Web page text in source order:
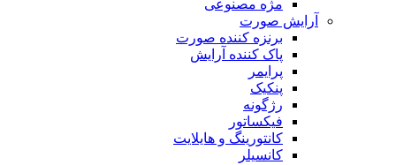
مژه مصنوعی
آرایش صورت
برنزه کننده صورت
پاک کننده آرایش
پرایمر
پنکیک
رژگونه
فیکساتور
کانتورینگ و هایلایت
کانسیلر